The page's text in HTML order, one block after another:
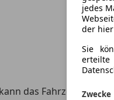
jedes
der
Sie
erteilte
Zwecke
das Fahrzeug